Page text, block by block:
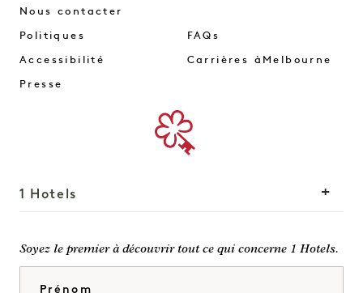
Nous contacter
Politiques
Accessibilité
Presse
FAQs
Carrières àMelbourne
1 Hotels
Notre histoire Rejoindre notre équipe
Soyez le premier à découvrir tout ce qui concerne 1 Hotels.